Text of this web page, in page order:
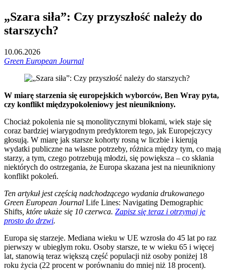
„Szara siła”: Czy przyszłość należy do
starszych?
10.06.2026
Green European Journal
W miarę starzenia się europejskich wyborców, Ben Wray pyta,
czy konflikt międzypokoleniowy jest nieunikniony.
Chociaż pokolenia nie są monolitycznymi blokami, wiek staje się
coraz bardziej wiarygodnym predyktorem tego, jak Europejczycy
głosują. W miarę jak starsze kohorty rosną w liczbie i kierują
wydatki publiczne na własne potrzeby, różnica między tym, co mają
starzy, a tym, czego potrzebują młodzi, się powiększa – co skłania
niektórych do ostrzegania, że Europa skazana jest na nieunikniony
konflikt pokoleń.
Ten artykuł jest częścią nadchodzącego wydania drukowanego
Green European Journal Life Lines: Navigating Demographic
Shifts , które ukaże się 10 czerwca. Zapisz się teraz i otrzymaj je
prosto do drzwi.
Europa się starzeje. Mediana wieku w UE wzrosła do 45 lat po raz
pierwszy w ubiegłym roku. Osoby starsze, te w wieku 65 i więcej
lat, stanowią teraz większą część populacji niż osoby poniżej 18
roku życia (22 procent w porównaniu do mniej niż 18 procent).